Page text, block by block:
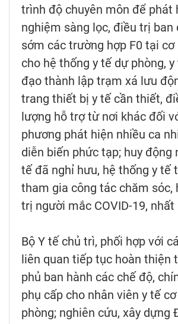
trình độ chuyên môn để phát
nghiệm sàng lọc, điều trị ban
sớm các trường hợp F0 tại cơ
cho hệ thống y tế dự phòng,
đạo thành lập trạm xá lưu
trang thiết bị y tế cần thiết,
lượng hỗ trợ từ nơi khác đối
phương phát hiện nhiều ca
diễn biến phức tạp; huy động
tế đã nghỉ hưu, hệ thống y tế
tham gia công tác chăm sóc,
trị người mắc COVID-19,
Bộ Y tế chủ trì, phối hợp với
liên quan tiếp tục hoàn thiện
phủ ban hành các chế độ,
phụ cấp cho nhân viên y tế
phòng; nghiên cứu, xây dựng